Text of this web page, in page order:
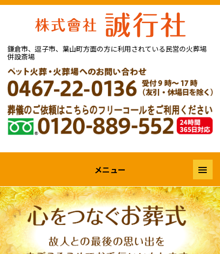
鎌倉市、逗子市、葉山町方面の方に利用されている民営の火葬場
併設斎場
メニュー